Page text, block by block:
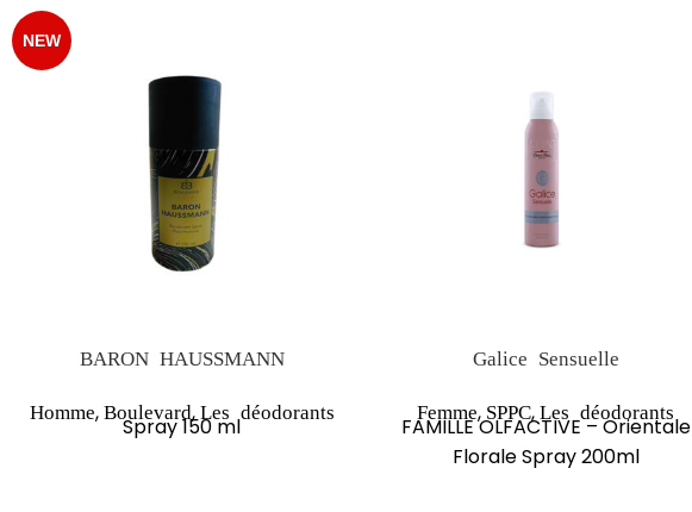
NEW
BARON HAUSSMANN
Homme, Boulevard,Les déodorants
Spray 150 ml
Galice Sensuelle
Femme, SPPC,Les déodorants
FAMILLE OLFACTIVE – Orientale
Florale Spray 200ml